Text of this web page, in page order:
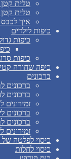
טלית
טלית
איך
כיפות לילדים
כיפות
כיפות
כיפה שחורה
ברכונים
ברכונים
ברכונים
זמירונים
ברכונים
ברכונים
כיסוי לפלטה
כיסוי לחלות